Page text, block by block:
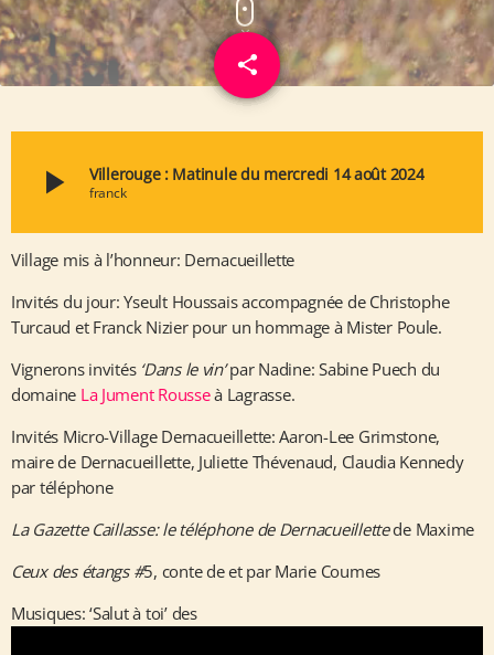
share
email
play_arrow Villerouge : Matinule du mercredi 14 août 2024
franck
Village mis à l’honneur: Dernacueillette
Invités du jour: Yseult Houssais accompagnée de Christophe
Turcaud et Franck Nizier pour un hommage à Mister Poule.
Vignerons invités ‘Dans le vin’par Nadine: Sabine Puech du
domaine La Jument Rousseà Lagrasse.
Invités Micro-Village Dernacueillette: Aaron-Lee Grimstone,
maire de Dernacueillette, Juliette Thévenaud, Claudia Kennedy
par téléphone
La Gazette Caillasse: le téléphone de Dernacueillettede Maxime
Ceux des étangs #5, conte de et par Marie Coumes
Musiques: ‘Salut à toi’ des